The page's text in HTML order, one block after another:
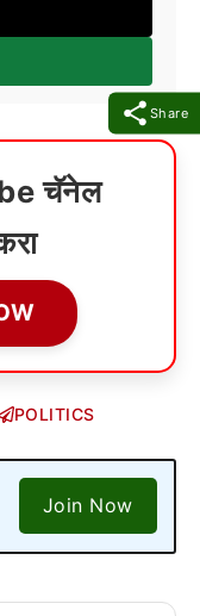
Share
चॅनेल
POLITICS
Join Now